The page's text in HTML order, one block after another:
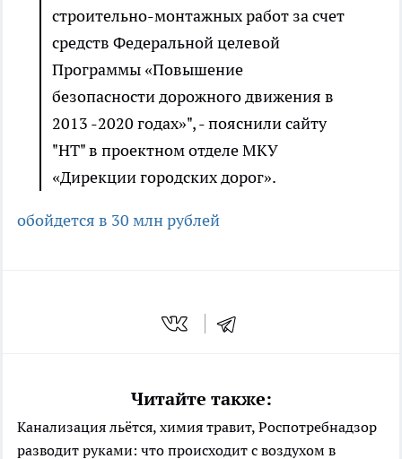
строительно-монтажных работ за счет
средств Федеральной целевой
Программы «Повышение
безопасности дорожного движения в
2013 -2020 годах»", - пояснили сайту
"НТ" в проектном отделе МКУ
«Дирекции городских дорог».
обойдется в 30 млн рублей
Читайте также:
Канализация льётся, химия травит, Роспотребнадзор
разводит руками: что происходит с воздухом в